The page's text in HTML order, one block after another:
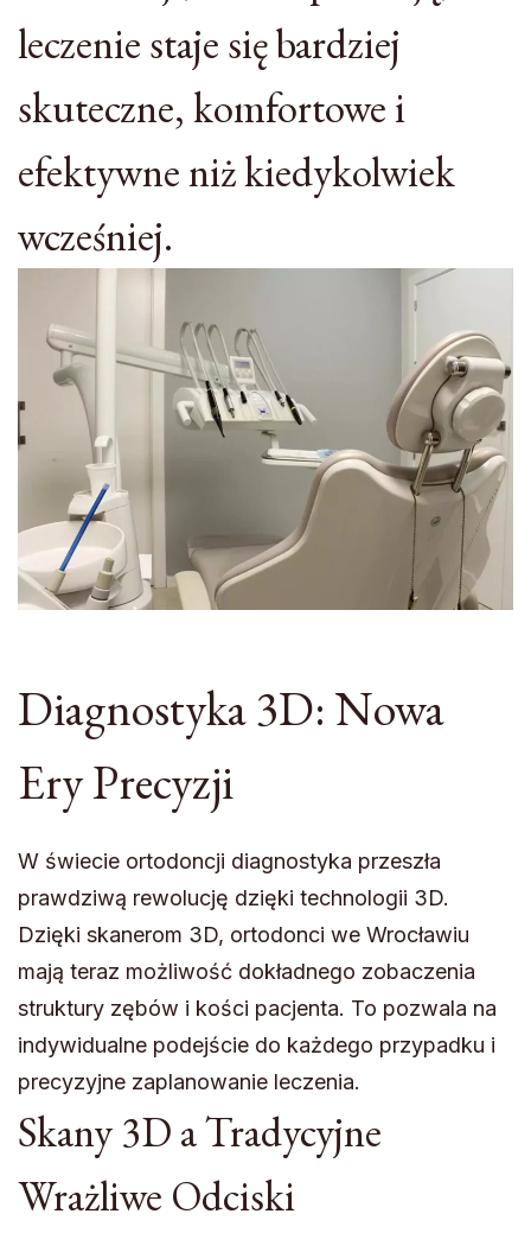
leczenie staje się bardziej
skuteczne, komfortowe i
efektywne niż kiedykolwiek
wcześniej.
Diagnostyka 3D: Nowa
Ery Precyzji
W świecie ortodoncji diagnostyka przeszła
prawdziwą rewolucję dzięki technologii 3D.
Dzięki skanerom 3D, ortodonci we Wrocławiu
mają teraz możliwość dokładnego zobaczenia
struktury zębów i kości pacjenta. To pozwala na
indywidualne podejście do każdego przypadku i
precyzyjne zaplanowanie leczenia.
Skany 3D a Tradycyjne
Wrażliwe Odciski